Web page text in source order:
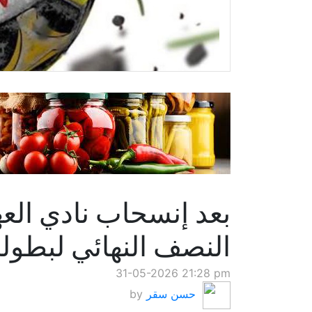
بعد إنسحاب نادي
النصف النهائي
31-05-2026 21:28 pm
by حسن سقر